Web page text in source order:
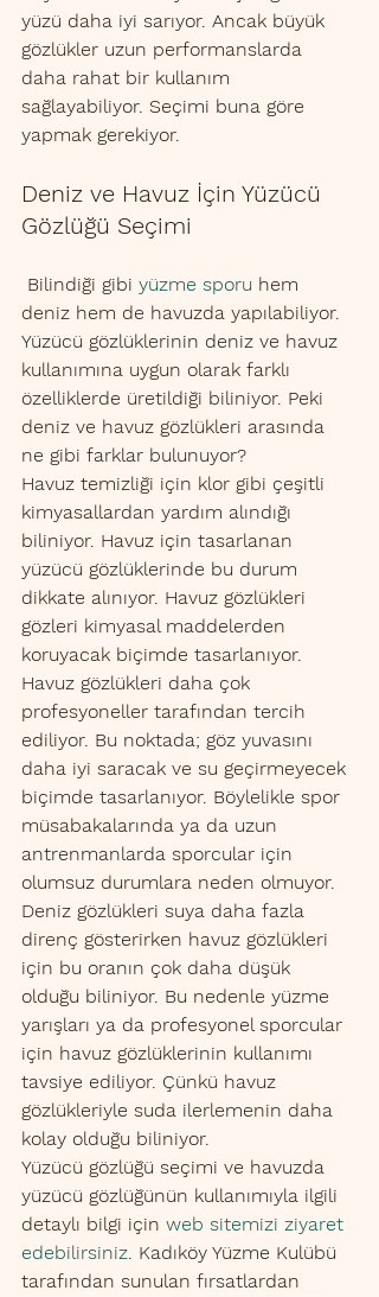
yüzü daha iyi sarıyor. Ancak büyük
gözlükler uzun performanslarda
daha rahat bir kullanım
sağlayabiliyor. Seçimi buna göre
yapmak gerekiyor.
Deniz ve Havuz İçin Yüzücü
Gözlüğü Seçimi
Bilindiği gibi yüzme sporu hem
deniz hem de havuzda yapılabiliyor.
Yüzücü gözlüklerinin deniz ve havuz
kullanımına uygun olarak farklı
özelliklerde üretildiği biliniyor. Peki
deniz ve havuz gözlükleri arasında
ne gibi farklar bulunuyor?
Havuz temizliği için klor gibi çeşitli
kimyasallardan yardım alındığı
biliniyor. Havuz için tasarlanan
yüzücü gözlüklerinde bu durum
dikkate alınıyor. Havuz gözlükleri
gözleri kimyasal maddelerden
koruyacak biçimde tasarlanıyor.
Havuz gözlükleri daha çok
profesyoneller tarafından tercih
ediliyor. Bu noktada; göz yuvasını
daha iyi saracak ve su geçirmeyecek
biçimde tasarlanıyor. Böylelikle spor
müsabakalarında ya da uzun
antrenmanlarda sporcular için
olumsuz durumlara neden olmuyor.
Deniz gözlükleri suya daha fazla
direnç gösterirken havuz gözlükleri
için bu oranın çok daha düşük
olduğu biliniyor. Bu nedenle yüzme
yarışları ya da profesyonel sporcular
için havuz gözlüklerinin kullanımı
tavsiye ediliyor. Çünkü havuz
gözlükleriyle suda ilerlemenin daha
kolay olduğu biliniyor.
Yüzücü gözlüğü seçimi ve havuzda
yüzücü gözlüğünün kullanımıyla ilgili
detaylı bilgi için web sitemizi ziyaret
edebilirsiniz. Kadıköy Yüzme Kulübü
tarafından sunulan fırsatlardan